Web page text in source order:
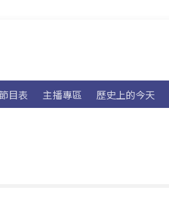
目表 主播專區 歷史上的今天